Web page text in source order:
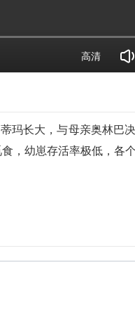
高清
玛长大，与母亲奥林巴
，幼崽存活率极低，各